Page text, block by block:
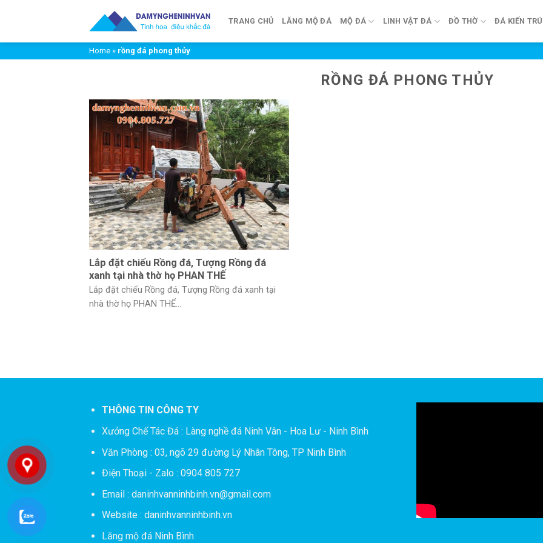
TRANG CHỦ LĂNG MỘ ĐÁ MỘ ĐÁ LINH VẬT ĐÁ ĐỒ THỜ ĐÁ KIẾN
Home » rồng đá phong thủy
RỒNG ĐÁ PHONG THỦY
Lắp đặt chiếu Rồng đá, Tượng Rồng đá
xanh tại nhà thờ họ PHAN THẾ
Lắp đặt chiếu Rồng đá, Tượng Rồng đá xanh tại
nhà thờ họ PHAN THẾ...
THÔNG TIN CÔNG TY
Xưởng Chế Tác Đá : Làng nghề đá Ninh Vân - Hoa Lư - Ninh Bình
Văn Phòng : 03, ngõ 29 đường Lý Nhân Tông, TP Ninh Bình
Điện Thoại - Zalo : 0904 805 727
Email : daninhvanninhbinh.vn@gmail.com
Website : daninhvanninhbinh.vn
Lăng mộ đá Ninh Bình